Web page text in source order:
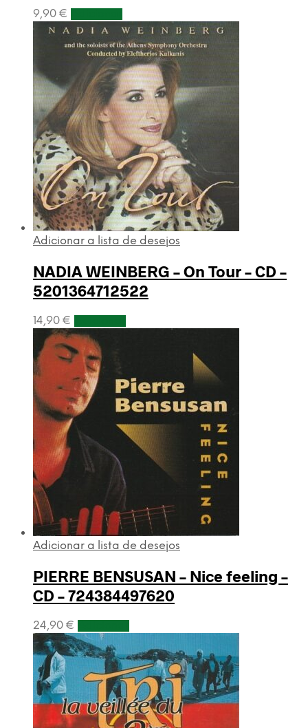
9,90 €
Adicionar a lista de desejos
NADIA WEINBERG – On Tour – CD –
5201364712522
14,90 €
Adicionar a lista de desejos
PIERRE BENSUSAN – Nice feeling –
CD – 724384497620
24,90 €